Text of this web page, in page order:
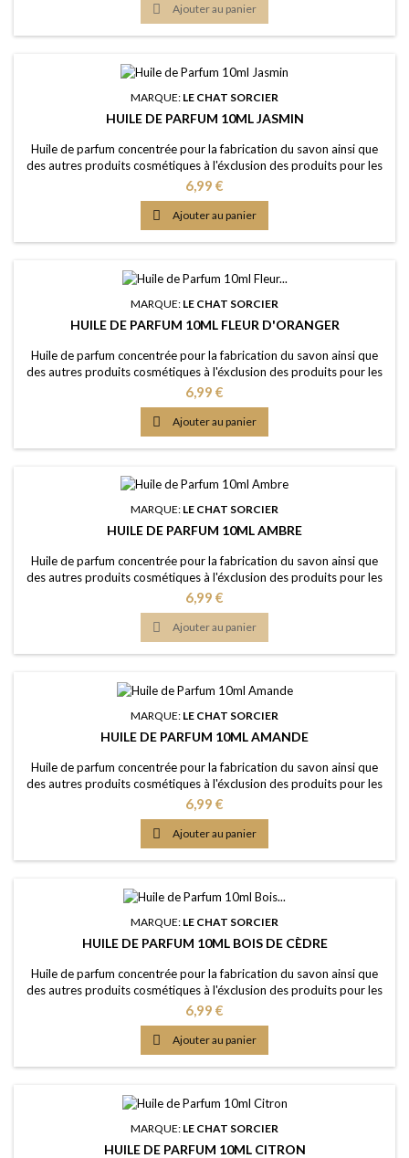
Jaune clair Dosage conseillé: 2% à 5% Certification: Certficat de
conformité...
 Ajouter au panier
MARQUE: LE CHAT SORCIER
HUILE DE PARFUM 10ML JASMIN
Huile de parfum concentrée pour la fabrication du savon ainsi que
des autres produits cosmétiques à l'éxclusion des produits pour les
lèvres ou la bouche Caractère: un arôme floral, profond, sensuel,
ensoleillé Couleur: Sans colorants - couleur naturelle: Jaune clair
Dosage conseillé: 2% à 5% Certification: Certficat de conformité
IFRA 50e et...
Prix
6,99 €
 Ajouter au panier
MARQUE: LE CHAT SORCIER
HUILE DE PARFUM 10ML FLEUR D'ORANGER
Huile de parfum concentrée pour la fabrication du savon ainsi que
des autres produits cosmétiques à l'éxclusion des produits pour les
lèvres ou la bouche Caractère: senteur fleurie douce avec une note
d'orange amère Couleur: Sans colorants - couleur naturelle: Orange
Dosage conseillé: 2% à 5% Certification: Certficat de conformité
IFRA 51e et...
Prix
6,99 €
 Ajouter au panier
MARQUE: LE CHAT SORCIER
HUILE DE PARFUM 10ML AMBRE
Huile de parfum concentrée pour la fabrication du savon ainsi que
des autres produits cosmétiques à l'éxclusion des produits pour les
lèvres ou la bouche Caractère: un parfum de luxe, riche, épicé, boisé,
réconfortant Couleur: Sans colorants - couleur naturelle: Dorée
Dosage maximal: IFRA classe 9 (Savon) 2,46% Certification: Certficat
de...
Prix
6,99 €
 Ajouter au panier
MARQUE: LE CHAT SORCIER
HUILE DE PARFUM 10ML AMANDE
Huile de parfum concentrée pour la fabrication du savon ainsi que
des autres produits cosmétiques à l'éxclusion des produits pour les
lèvres ou la bouche Caractère: arôme doux et fragrant, fruité,
noyauté Couleur: Sans colorants - couleur naturelle: Jaune clair
Dosage maximal: IFRA classe 9 (Savon) 1,96% Certification: Certficat
de conformité IFRA...
Prix
6,99 €
 Ajouter au panier
MARQUE: LE CHAT SORCIER
HUILE DE PARFUM 10ML BOIS DE CÈDRE
Huile de parfum concentrée pour la fabrication du savon ainsi que
des autres produits cosmétiques à l'éxclusion des produits pour les
lèvres ou la bouche Caractère: un parfum de luxe, riche, épicé, boisé,
réconfortant Couleur: Sans colorants - couleur naturelle: Légèrement
dorée Dosage maximal: IFRA classe 9 (Savon) 3,87%
Certification: Certficat...
Prix
6,99 €
 Ajouter au panier
MARQUE: LE CHAT SORCIER
HUILE DE PARFUM 10ML CITRON